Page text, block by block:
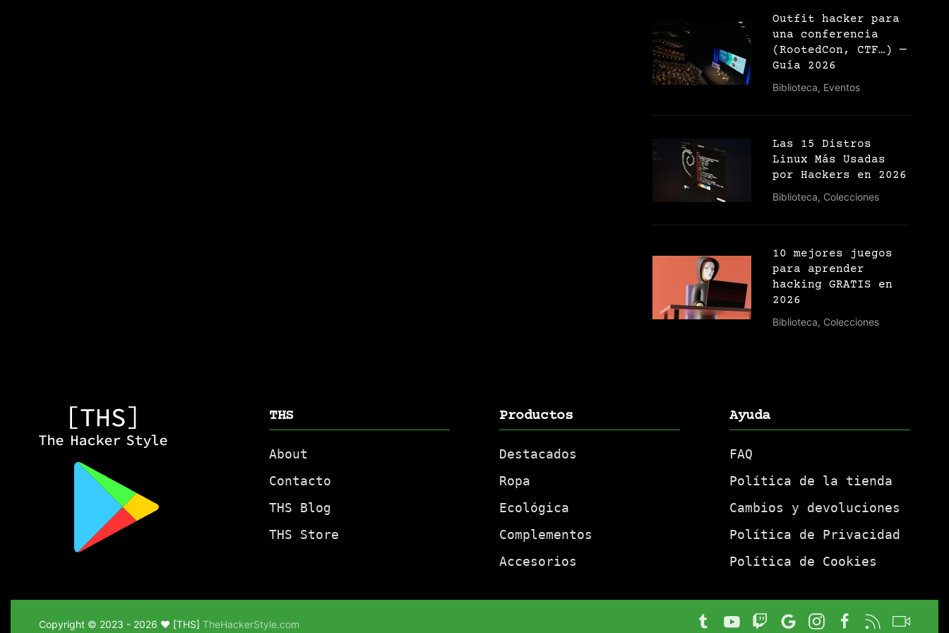
Outfit hacker para
una conferencia
(RootedCon, CTF…) —
Guía 2026
Biblioteca, Eventos
Las 15 Distros
Linux Más Usadas
por Hackers en 2026
Biblioteca, Colecciones
10 mejores juegos
para aprender
hacking GRATIS en
2026
Biblioteca, Colecciones
THS
About
Contacto
THS Blog
THS Store
Productos
Destacados
Ropa
Ecológica
Complementos
Accesorios
Ayuda
FAQ
Política de la tienda
Cambios y devoluciones
Política de Privacidad
Política de Cookies
Copyright © 2023 - 2026 ♥ [THS] TheHackerStyle.com